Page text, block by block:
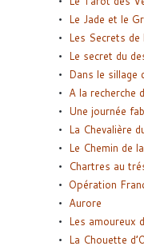
Le Jade et le
Les Secrets de
Le secret du
Dans le sillage
A la recherche
Une journée
La Chevalière
Le Chemin de
Chartres au
Opération
Aurore
Les amoureux
La Chouette